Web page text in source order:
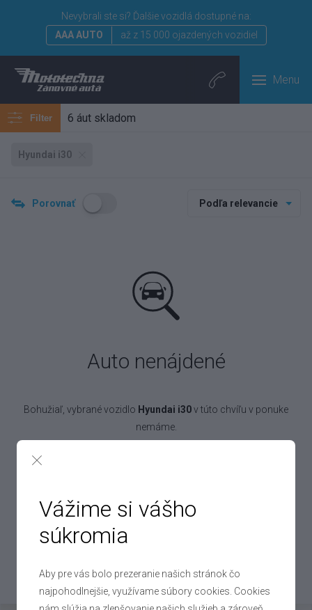
Nevybrali ste si? Ďalšie vozidlá dostupné na:
AAA AUTO
až z 15 000 ojazdených vozidiel
Menu
Filter 6 áut skladom
Hyundai i30
Porovnať Podľa relevancie
Auto nenájdené
Bohužiaľ, vybrané vozidlo Hyundai i30v túto chvíľu v ponuke
nemáme.
Pokojne to však nechajte na nás! Denne vykúpime až 250 áut,
Chcem práve toto auto
Mohlo by vás zaujímať
Vážime si vášho
súkromia
Aby pre vás bolo prezeranie našich stránok čo
najpohodlnejšie, využívame súbory cookies. Cookies